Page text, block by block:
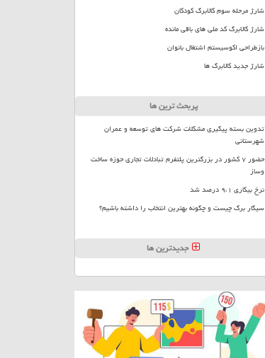
شارژ مرحله سوم کالابرگ کودکان
شارژ کالابرگ کد ملی های باقی مانده
بازطراحی اکوسیستم اشتغال بانوان
شارژ جدید کالابرگ ها
پربحث ترین ها
تدوین بسته پیگیری مشکلات شرکت های توسعه و عمران
شهرستانی
حضور ۷ کشور در بزرگترین پلتفرم تبادلات تجاری حوزه ساخت
وساز
نرخ بیکاری ۹،۱ درصد شد
سیگار برگ چیست و چگونه بهترین انتخاب را داشته باشیم؟
جدیدترین ها